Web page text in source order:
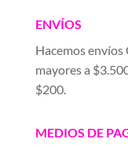
ENVÍOS
Hacemos envíos
mayores a
$200.
MEDIOS DE